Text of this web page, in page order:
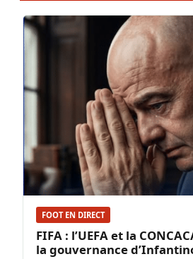
FOOT EN DIRECT
FIFA : l’UEFA et la
la gouvernance